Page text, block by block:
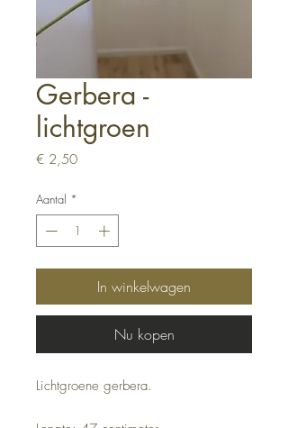
Gerbera -
lichtgroen
€ 2,50Prijs
Aantal *
In winkelwagen
Nu kopen
Lichtgroene gerbera.